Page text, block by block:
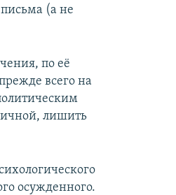
(а не
по её
всего на
лишить
осужденного.